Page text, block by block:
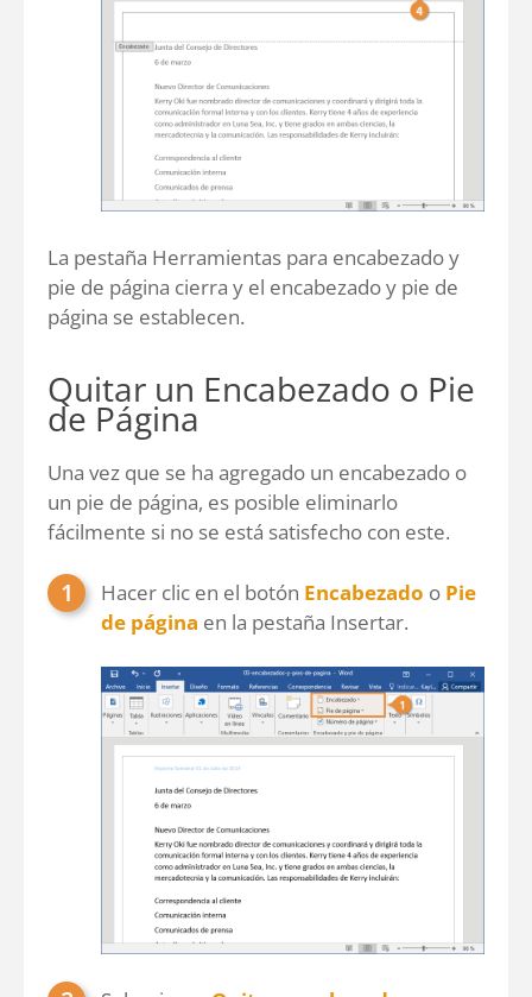
La pestaña Herramientas para encabezado y
pie de página cierra y el encabezado y pie de
página se establecen.
Quitar un Encabezado o Pie
de Página
Una vez que se ha agregado un encabezado o
un pie de página, es posible eliminarlo
fácilmente si no se está satisfecho con este.
Hacer clic en el botón Encabezado o Pie
de página en la pestaña Insertar.